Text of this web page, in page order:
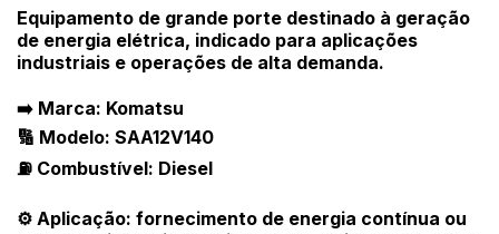
Equipamento de grande porte destinado à geração
de energia elétrica, indicado para aplicações
industriais e operações de alta demanda.
➡️ Marca: Komatsu
🔢 Modelo: SAA12V140
⛽ Combustível: Diesel
⚙️ Aplicação: fornecimento de energia contínua ou